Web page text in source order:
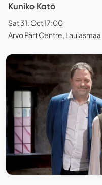
Kuniko Katō
Sat 31. Oct 17:00
Arvo Pärt Centre, Laulasmaa